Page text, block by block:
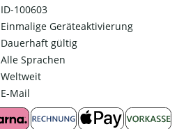
ID-100603
Einmalige Geräteaktivierung
Dauerhaft gültig
Alle Sprachen
Weltweit
E-Mail